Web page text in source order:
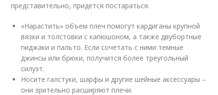
представительно, придется постараться.
«Нарастить» объем плеч помогут кардиганы крупной
вязки и толстовки с капюшоном, а также двубортные
пиджаки и пальто. Если сочетать с ними темные
джинсы или брюки, получится более треугольный
силуэт.
Носите галстуки, шарфы и другие шейные аксессуары –
они зрительно расширяют плечи.